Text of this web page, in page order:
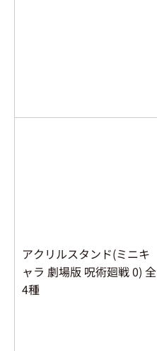
アクリルスタンド(ミニキ
ャラ 劇場版 呪術廻戦 0) 全
4種